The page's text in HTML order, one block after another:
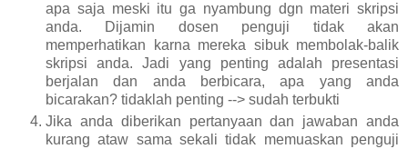
apa saja meski itu ga nyambung dgn materi skripsi
anda. Dijamin dosen penguji tidak akan
memperhatikan karna mereka sibuk membolak-balik
skripsi anda. Jadi yang penting adalah presentasi
berjalan dan anda berbicara, apa yang anda
bicarakan? tidaklah penting --> sudah terbukti
Jika anda diberikan pertanyaan dan jawaban anda
kurang ataw sama sekali tidak memuaskan penguji